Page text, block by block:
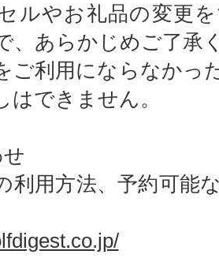
ルやお礼品の変更
、あらかじめご了承
ご利用にならなかっ
はできません。
利用方法、予約可能